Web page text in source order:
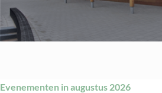
Evenementen in augustus 2026